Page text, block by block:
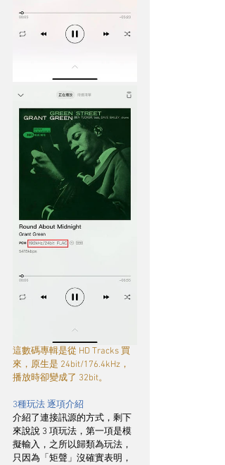
這數碼專輯是從 HD Tracks 買
來，原生是 24bit/176.4kHz，
播放時卻變成了 32bit。
3種玩法 逐項介紹
介紹了連接訊源的方式，剩下
來說說 3 項玩法，第一項是模
擬輸入，之所以歸類為玩法，
只因為「矩聲」沒確實表明，